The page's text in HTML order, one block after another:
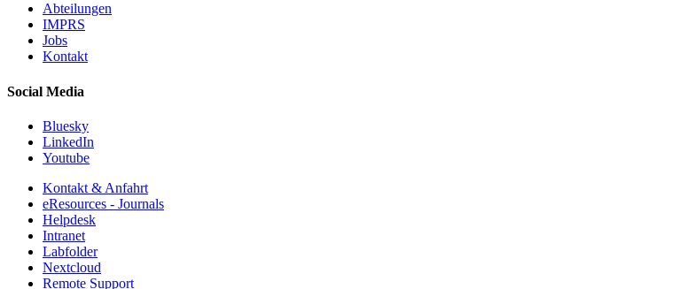
Abteilungen
IMPRS
Jobs
Kontakt
Social Media
Bluesky
LinkedIn
Youtube
Kontakt & Anfahrt
eResources - Journals
Helpdesk
Intranet
Labfolder
Nextcloud
Remote Support